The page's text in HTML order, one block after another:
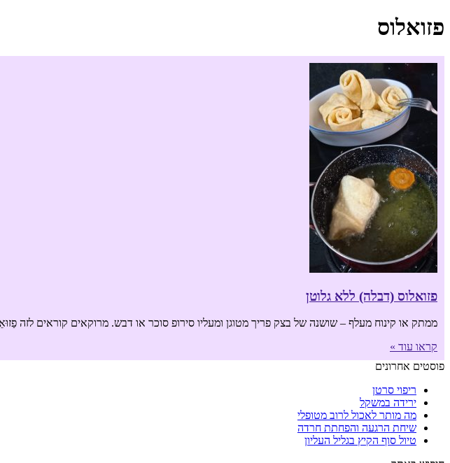
פזואלוס
פזואלוס (דבלה) ללא גלוטן
ממתק או קינוח מעלף – שושנה של בצק פריך מטוגן ומעליו סירופ סוכר או דבש. מרוקאים קוראים לזה
קראו עוד »
פוסטים אחרונים
ריפוי סרטן
ירידה במשקל
מה מותר לאכול לרוב מטופלי
שיחת הרגעה והפחתת חרדה
טיול סוף הקיץ בגליל העליון